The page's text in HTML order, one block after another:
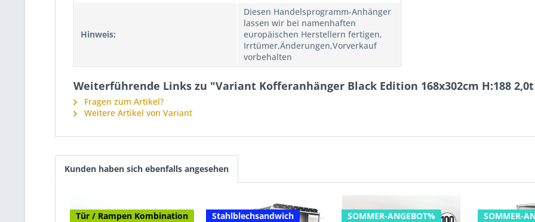
Hinweis:
Diesen Handelsprogramm-Anhänger
lassen wir bei namenhaften
europäischen Herstellern fertigen,
Irrtümer,Änderungen,Vorverkauf
vorbehalten
Weiterführende Links zu "Variant Kofferanhänger Black Edition 168x302cm H:188
Fragen zum Artikel?
Weitere Artikel von Variant
Kunden haben sich ebenfalls angesehen
Tür / Rampen Kombination
Stahlblechsandwich SOMMER-ANGEBOT% SOMMER-